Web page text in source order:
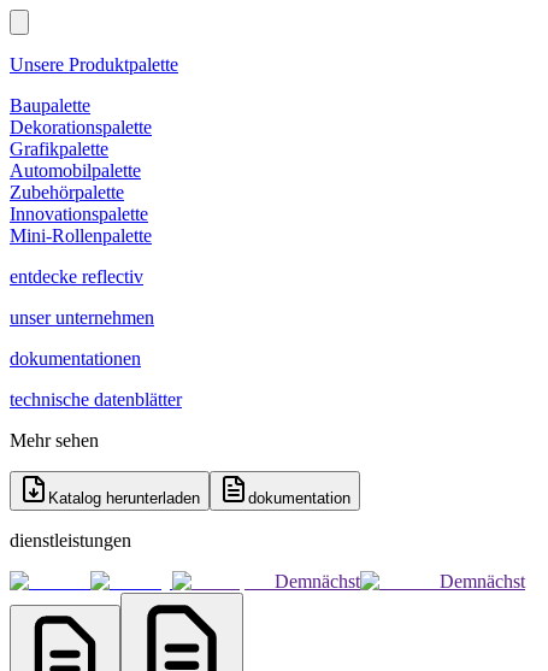
Unsere Produktpalette
Baupalette
Dekorationspalette
Grafikpalette
Automobilpalette
Zubehörpalette
Innovationspalette
Mini-Rollenpalette
entdecke reflectiv
unser unternehmen
dokumentationen
technische datenblätter
Mehr sehen
Katalog herunterladen dokumentation
dienstleistungen
Demnächst
Demnächst